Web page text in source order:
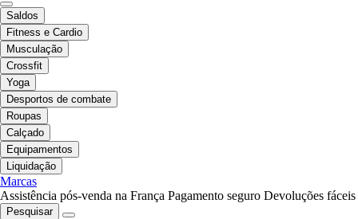
Saldos
Fitness e Cardio
Musculação
Crossfit
Yoga
Desportos de combate
Roupas
Calçado
Equipamentos
Liquidação
Marcas
Assistência pós-venda na França Pagamento seguro Devoluções fáceis
Pesquisar